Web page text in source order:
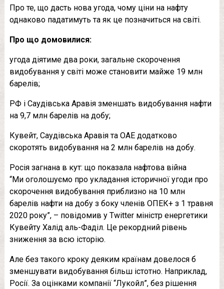
Про те, що дасть нова угода, чому ціни на нафту
однаково падатимуть та як це позначиться на світі.
Про що домовилися:
угода діятиме два роки, загальне скорочення
видобування у світі може становити майже 19 млн
барелів;
РФ і Саудівська Аравія зменшать видобування нафти
на 9,7 млн барелів на добу;
Кувейт, Саудівська Аравія та ОАЕ додатково
скоротять видобування на 2 млн барелів на добу.
Росія загнана в кут: що показала нафтова війна
“Ми оголошуємо про укладання історичної угоди про
скорочення видобування приблизно на 10 млн
барелів нафти на добу з боку членів ОПЕК+ з 1 травня
2020 року”, – повідомив у Twitter міністр енергетики
Кувейту Халід аль-Фаділ. Це рекордний рівень
зниження за всю історію.
Але без такого кроку деяким країнам довелося б
зменшувати видобування більш істотно. Наприклад,
Росії. За оцінками компанії “Лукойл”, без рішення